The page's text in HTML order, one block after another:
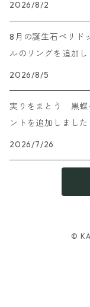
2026/8/2
8月の誕生石ペリド
ルのリングを追加し
2026/8/5
実りをまとう 黒蝶
ントを追加しました
2026/7/26
©